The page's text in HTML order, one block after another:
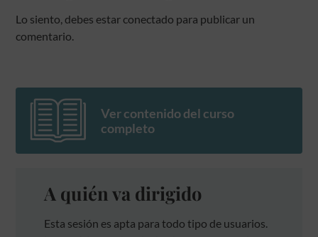
Lo siento, debes estar conectado para publicar un
comentario.
Ver contenido del curso
completo
A quién va dirigido
Esta sesión es apta para todo tipo de usuarios.